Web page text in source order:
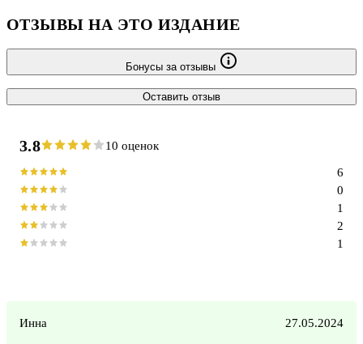
ОТЗЫВЫ НА ЭТО ИЗДАНИЕ
Бонусы за отзывы
Оставить отзыв
3.8 10 оценок
1
2
1
0
6
Инна 27.05.2024